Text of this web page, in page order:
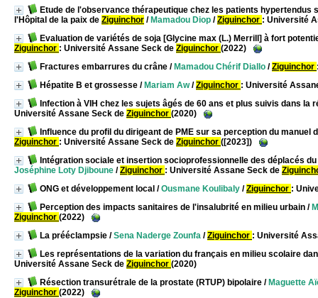
Etude de l'observance thérapeutique chez les patients
l'Hôpital de la paix de Ziguinchor / Mamadou Diop /Ziguinchor : Université
Evaluation de variétés de soja [Glycine max (L.) Merrill] à fort
Ziguinchor : Université Assane Seck de Ziguinchor (2022)
Fractures embarrures du crâne / Mamadou Chérif Diallo /Ziguinchor
Hépatite B et grossesse / Mariam Aw/Ziguinchor : Université
Infection à VIH chez les sujets âgés de 60 ans et plus suivis dans la
Université Assane Seck de Ziguinchor (2020)
Influence du profil du dirigeant de PME sur sa perception du
Ziguinchor : Université Assane Seck de Ziguinchor ([2023])
Intégration sociale et insertion socioprofessionnelle des déplacés
Joséphine Loty Djiboune /Ziguinchor : Université Assane Seck de
ONG et développement local /Ousmane Koulibaly /Ziguinchor :
Perception des impacts sanitaires de l'insalubrité en milieu urbain /
Ziguinchor (2022)
La prééclampsie /Sena Naderge Zounfa /Ziguinchor : Université
Les représentations de la variation du français en milieu scolaire
Université Assane Seck de Ziguinchor (2020)
Résection transurétrale de la prostate (RTUP) bipolaire / Maguette
Ziguinchor (2022)